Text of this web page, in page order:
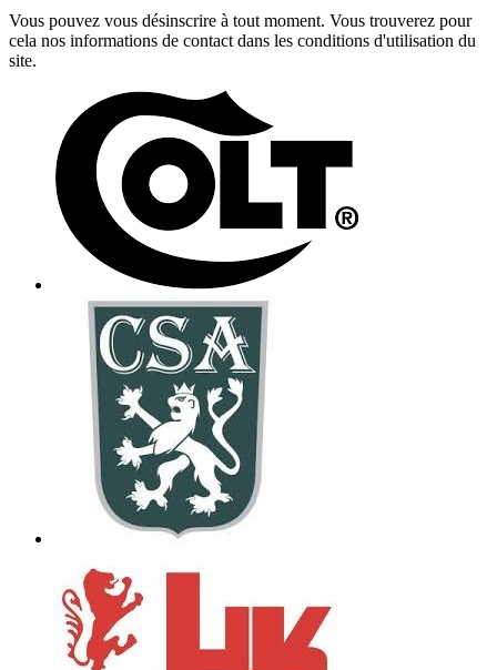
Vous pouvez vous désinscrire à tout moment. Vous trouverez pour
cela nos informations de contact dans les conditions d'utilisation du
site.